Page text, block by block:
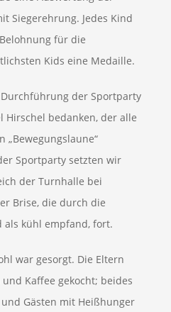
Siegerehrung. Jedes Kind
für die
Kids eine Medaille.
der Sportparty
Hirschel bedanken, der alle
„Bewegungslaune“
Sportparty setzten wir
der Turnhalle bei
Brise, die durch die
als kühl empfand, fort.
war gesorgt. Die Eltern
Kaffee gekocht; beides
Gästen mit Heißhunger